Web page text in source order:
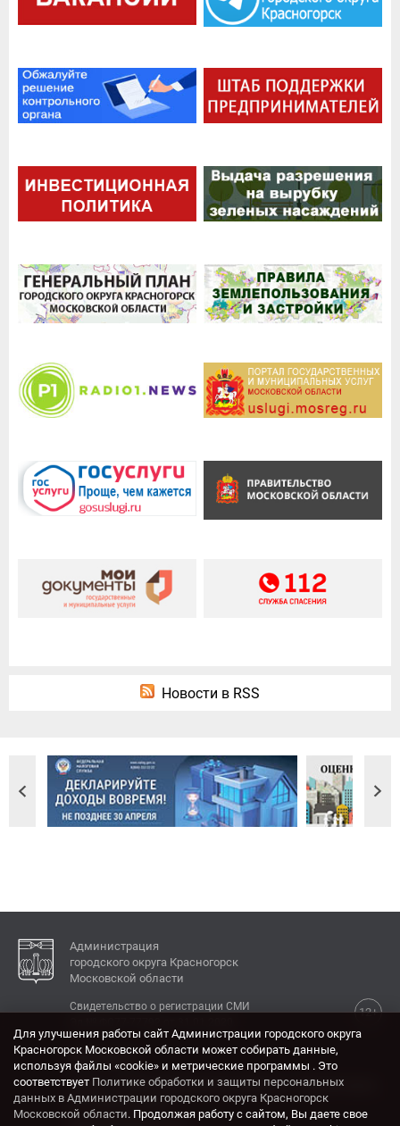
Новости в RSS
Администрация
городского округа Красногорск
Московской области
12+
Свидетельство о регистрации СМИ
КОНТАКТЫ
Адрес: 143404, Московская область, г. Красногорск,
ул. Ленина, дом 4.
Для улучшения работы сайт Администрации городского округа
Красногорск Московской области может собирать данные,
используя файлы «cookie» и метрические программы . Это
соответствует Политике обработки и защиты персональных
данных в Администрации городского округа Красногорск
Московской области. Продолжая работу с сайтом, Вы даете свое